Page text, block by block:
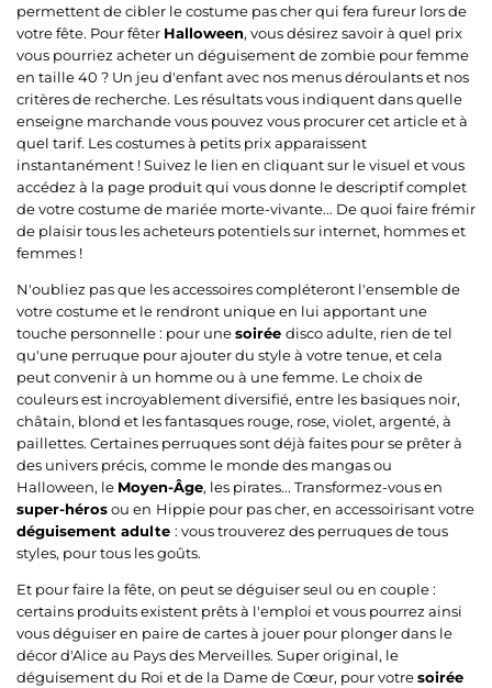
permettent de cibler le costume pas cher qui fera fureur lors de
votre fête. Pour fêter Halloween, vous désirez savoir à quel prix
vous pourriez acheter un déguisement de zombie pour femme
en taille 40 ? Un jeu d'enfant avec nos menus déroulants et nos
critères de recherche. Les résultats vous indiquent dans quelle
enseigne marchande vous pouvez vous procurer cet article et à
quel tarif. Les costumes à petits prix apparaissent
instantanément ! Suivez le lien en cliquant sur le visuel et vous
accédez à la page produit qui vous donne le descriptif complet
de votre costume de mariée morte-vivante... De quoi faire frémir
de plaisir tous les acheteurs potentiels sur internet, hommes et
femmes !
N'oubliez pas que les accessoires compléteront l'ensemble de
votre costume et le rendront unique en lui apportant une
touche personnelle : pour unesoirée disco adulte, rien de tel
qu'une perruque pour ajouter du style à votre tenue, et cela
peut convenir à un homme ou à une femme. Le choix de
couleurs est incroyablement diversifié, entre les basiques noir,
châtain, blond et les fantasques rouge, rose, violet, argenté, à
paillettes. Certaines perruques sont déjà faites pour se prêter à
des univers précis, comme le monde des mangas ou
Halloween, le Moyen-Âge, les pirates... Transformez-vous en
super-hérosou en Hippie pour pas cher, en accessoirisant votre
déguisement adulte : vous trouverez des perruques de tous
styles, pour tous les goûts.
Et pour faire la fête, on peut se déguiser seul ou en couple :
certains produits existent prêts à l'emploi et vous pourrez ainsi
vous déguiser en paire de cartes à jouer pour plonger dans le
décor d'Alice au Pays des Merveilles. Super original, le
déguisement du Roi et de la Dame de Cœur, pour votresoirée